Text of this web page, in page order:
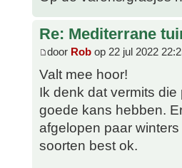
Re: Mediterrane
door Rob op 22 jul 2022
Valt mee hoor!
Ik denk dat vermits
goede kans hebben.
afgelopen paar
soorten best ok.